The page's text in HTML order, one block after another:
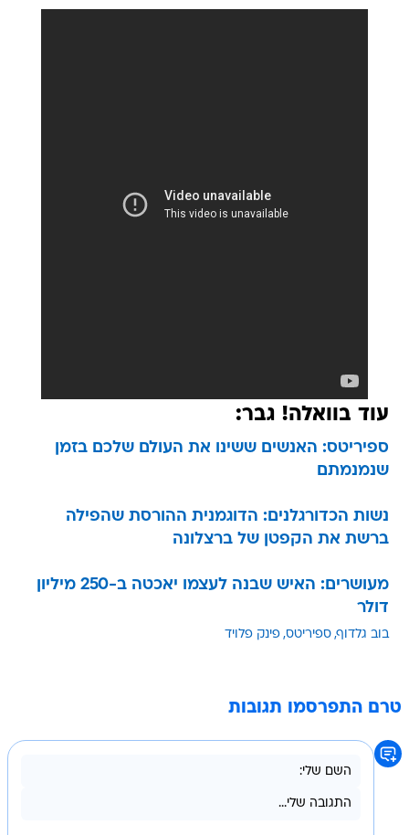
עוד בוואלה! גבר:
ספיריטס: האנשים ששינו את העולם שלכם בזמן
שנמנמתם
נשות הכדורגלנים: הדוגמנית ההורסת שהפילה
ברשת את הקפטן של ברצלונה
מעושרים: האיש שבנה לעצמו יאכטה ב-250 מיליון
דולר
בוב גלדוף ספיריטס פינק פלויד
טרם התפרסמו תגובות